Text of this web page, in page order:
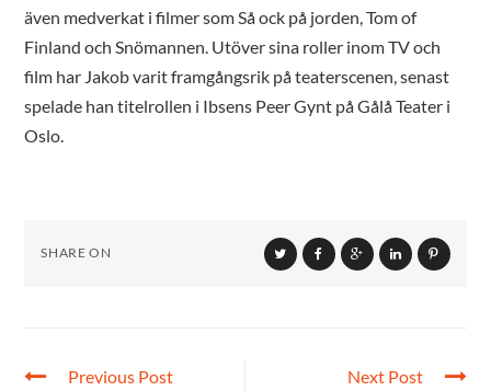
även medverkat i filmer som Så ock på jorden, Tom of
Finland och Snömannen. Utöver sina roller inom TV och
film har Jakob varit framgångsrik på teaterscenen, senast
spelade han titelrollen i Ibsens Peer Gynt på Gålå Teater i
Oslo.
SHARE ON
Previous Post Next Post